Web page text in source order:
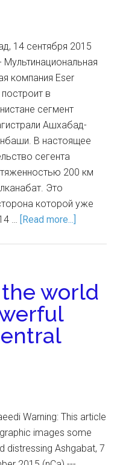
14 сентября 2015
Мультинациональная
компания Eser
в
сегмент
Ашхабад-
В настоящее
сегента
200 км
Это
которой уже
… [Read more...]
world
Warning: This article
images some
distressing Ashgabat, 7